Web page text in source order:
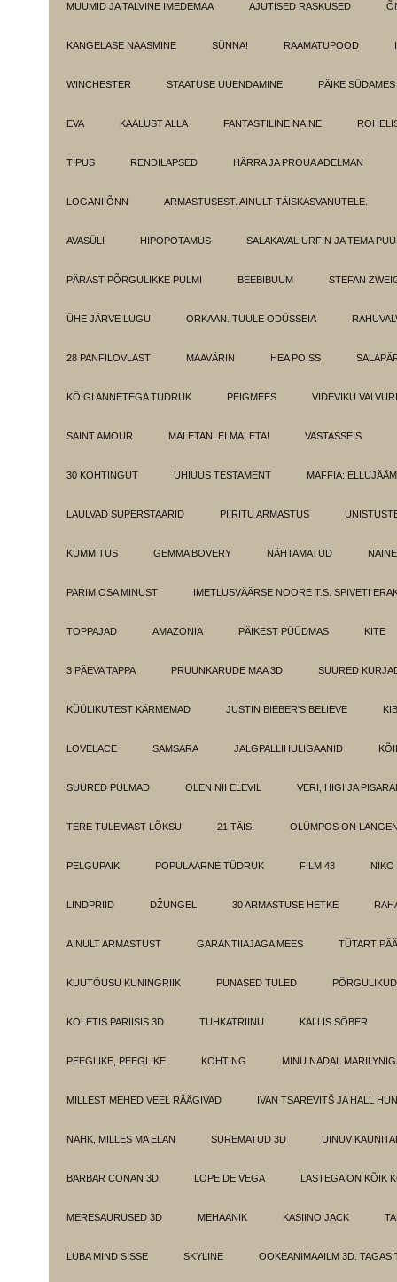
MUUMID JA TALVINE IMEDEMAA AJUTISED RASKUSED
KANGELASE NAASMINE SÜNNA! RAAMATUPOOD
WINCHESTER STAATUSE UUENDAMINE PÄIKE SÜDAMES
EVA KAALUST ALLA FANTASTILINE NAINE
TIPUS RENDILAPSED HÄRRA JA PROUA ADELMAN
LOGANI ÕNN ARMASTUSEST. AINULT TÄISKASVANUTELE.
AVASÜLI HIPOPOTAMUS SALAKAVAL URFIN JA TEMA
PÄRAST PÕRGULIKKE PULMI BEEBIBUUM STEFAN
ÜHE JÄRVE LUGU ORKAAN. TUULE ODÜSSEIA
28 PANFILOVLAST MAAVÄRIN HEA POISS
KÕIGI ANNETEGA TÜDRUK PEIGMEES VIDEVIKU
SAINT AMOUR MÄLETAN, EI MÄLETA! VASTASSEIS
30 KOHTINGUT UHIUUS TESTAMENT MAFFIA:
LAULVAD SUPERSTAARID PIIRITU ARMASTUS
KUMMITUS GEMMA BOVERY NÄHTAMATUD
PARIM OSA MINUST IMETLUSVÄÄRSE NOORE T.S. SPIVETI
TOPPAJAD AMAZONIA PÄIKEST PÜÜDMAS KITE
3 PÄEVA TAPPA PRUUNKARUDE MAA 3D SUURED
KÜÜLIKUTEST KÄRMEMAD JUSTIN BIEBER'S BELIEVE
LOVELACE SAMSARA JALGPALLIHULIGAANID
SUURED PULMAD OLEN NII ELEVIL VERI, HIGI JA
TERE TULEMAST LÕKSU 21 TÄIS! OLÜMPOS ON
PELGUPAIK POPULAARNE TÜDRUK FILM 43 NIKO
LINDPRIID DŽUNGEL 30 ARMASTUSE HETKE
AINULT ARMASTUST GARANTIIAJAGA MEES TÜTART
KUUTÕUSU KUNINGRIIK PUNASED TULED
KOLETIS PARIISIS 3D TUHKATRIINU KALLIS SÕBER
PEEGLIKE, PEEGLIKE KOHTING MINU NÄDAL
MILLEST MEHED VEEL RÄÄGIVAD IVAN TSAREVITŠ JA HALL
NAHK, MILLES MA ELAN SUREMATUD 3D UINUV
BARBAR CONAN 3D LOPE DE VEGA LASTEGA ON KÕIK
MERESAURUSED 3D MEHAANIK KASIINO JACK
LUBA MIND SISSE SKYLINE OOKEANIMAAILM 3D.